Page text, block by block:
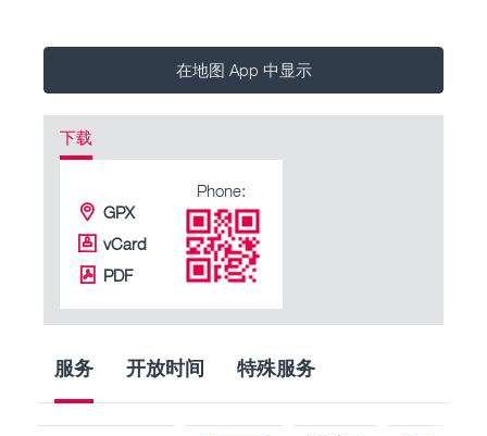
在地图 App 中显示
下载
GPX
vCard
PDF
Phone:
服务 开放时间 特殊服务